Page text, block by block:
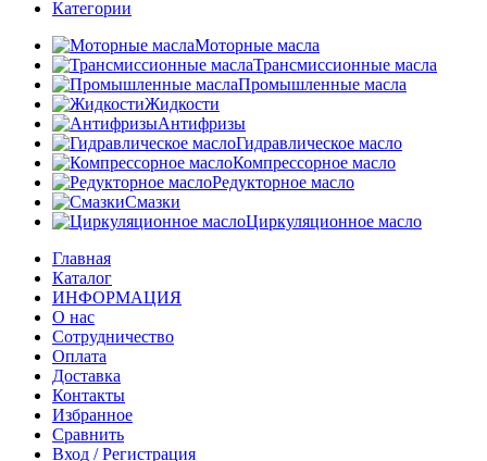
Категории
Моторные масла
Трансмиссионные масла
Промышленные масла
Жидкости
Антифризы
Гидравлическое масло
Компрессорное масло
Редукторное масло
Смазки
Циркуляционное масло
Главная
Каталог
ИНФОРМАЦИЯ
О нас
Сотрудничество
Оплата
Доставка
Контакты
Избранное
Сравнить
Вход / Регистрация